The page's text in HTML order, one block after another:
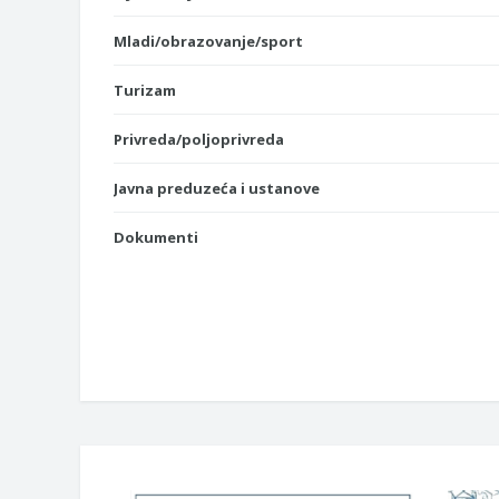
Mladi/obrazovanje/sport
Turizam
Privreda/poljoprivreda
Javna preduzeća i ustanove
Dokumenti